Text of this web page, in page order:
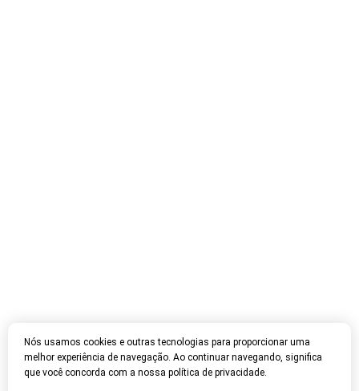
Nós usamos cookies e outras tecnologias para proporcionar uma
melhor experiência de navegação. Ao continuar navegando, significa
que você concorda com a nossa política de privacidade.